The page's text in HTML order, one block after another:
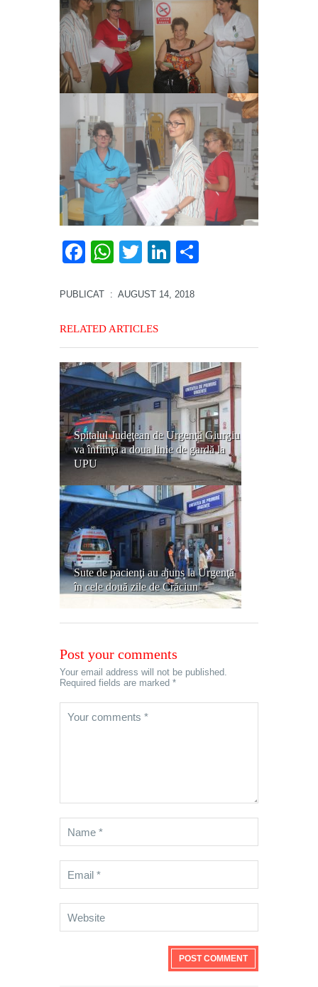
Facebook
WhatsApp
TwitterLinkedIn
PUBLICAT : AUGUST 14, 2018
RELATED ARTICLES
Spitalul Judeţean de Urgenţă Giurgiu
va înfiinţa a doua linie de gardă la
UPU
Sute de pacienţi au ajuns la Urgenţă
în cele două zile de Crăciun
Post your comments
Your email address will not be published.
Required fields are marked *